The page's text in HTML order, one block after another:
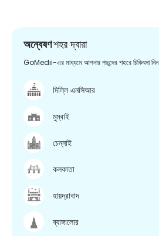
অন্বেষণশহর দ্বারা
GoMedii-এর মাধ্যমে আপনার পছন্দের শহরে চিকিৎসা নিন
দিল্লি এনসিআর
মুম্বাই
চেন্নাই
কলকাতা
হায়দ্রাবাদ
ব্যাঙ্গালোর